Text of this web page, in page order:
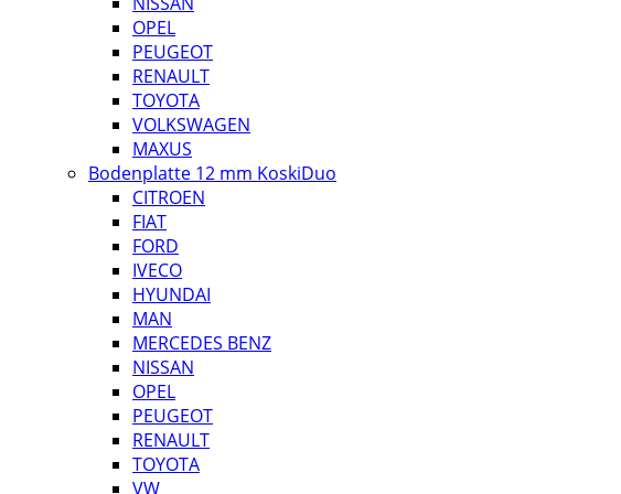
OPEL
PEUGEOT
RENAULT
TOYOTA
VOLKSWAGEN
MAXUS
Bodenplatte 12 mm KoskiDuo
CITROEN
FIAT
FORD
IVECO
HYUNDAI
MAN
MERCEDES BENZ
NISSAN
OPEL
PEUGEOT
RENAULT
TOYOTA
VW